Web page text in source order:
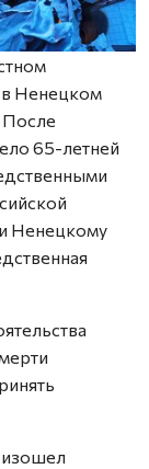
в Ненецком
65-летней
Ненецкому